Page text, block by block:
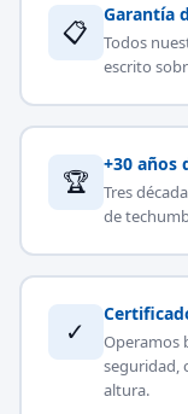
📋
Garantía
Todos
escrito
🏆
+30 años
Tres
de
✓
Operamos
seguridad,
altura.